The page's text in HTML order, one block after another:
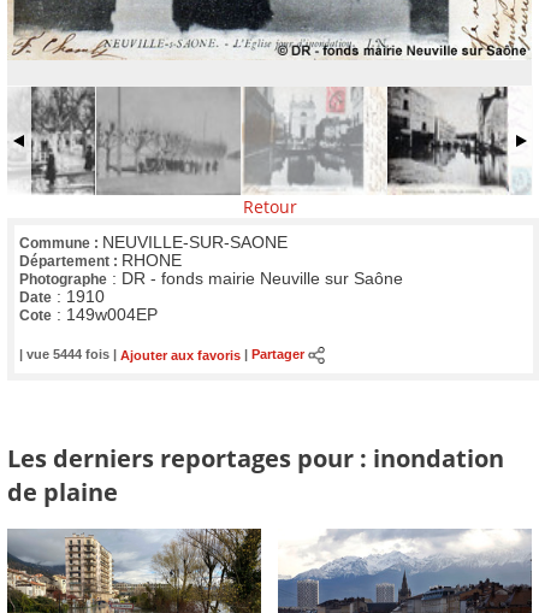
Retour
Commune : NEUVILLE-SUR-SAONE
Département : RHONE
Photographe : DR - fonds mairie Neuville sur Saône
Date : 1910
Cote : 149w004EP
| vue 5444 fois | Ajouter aux favoris Partager
Les derniers reportages pour : inondation
de plaine